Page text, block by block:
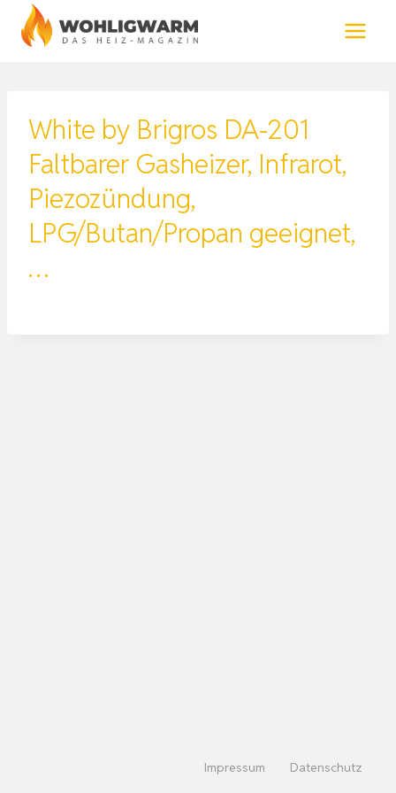
Zum
Inhalt
White by Brigros DA-201
Faltbarer Gasheizer, Infrarot,
Piezozündung,
LPG/Butan/Propan geeignet,
…
Impressum Datenschutz